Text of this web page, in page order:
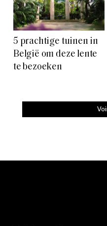
5 prachtige tuinen in
België om deze lente
te bezoeken